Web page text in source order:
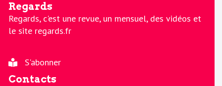
Regards
Regards, c'est une revue, un mensuel, des vidéos et
le site regards.fr
S'abonner
Contacts